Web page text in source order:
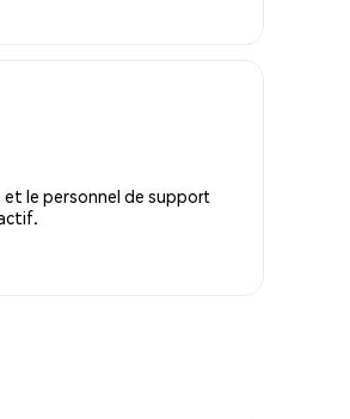
le personnel de support